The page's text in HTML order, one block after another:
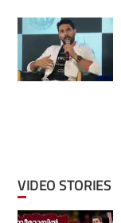
VIDEO STORIES